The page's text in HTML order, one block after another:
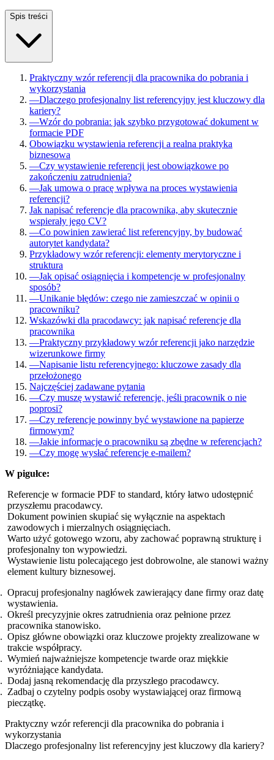
Spis treści
Praktyczny wzór referencji dla pracownika do pobrania i
wykorzystania
—Dlaczego profesjonalny list referencyjny jest kluczowy dla
kariery?
—Wzór do pobrania: jak szybko przygotować dokument w
formacie PDF
Obowiązku wystawienia referencji a realna praktyka
biznesowa
—Czy wystawienie referencji jest obowiązkowe po
zakończeniu zatrudnienia?
—Jak umowa o pracę wpływa na proces wystawienia
referencji?
Jak napisać referencje dla pracownika, aby skutecznie
wspierały jego CV?
—Co powinien zawierać list referencyjny, by budować
autorytet kandydata?
Przykładowy wzór referencji: elementy merytoryczne i
struktura
—Jak opisać osiągnięcia i kompetencje w profesjonalny
sposób?
—Unikanie błędów: czego nie zamieszczać w opinii o
pracowniku?
Wskazówki dla pracodawcy: jak napisać referencje dla
pracownika
—Praktyczny przykładowy wzór referencji jako narzędzie
wizerunkowe firmy
—Napisanie listu referencyjnego: kluczowe zasady dla
przełożonego
Najczęściej zadawane pytania
—Czy muszę wystawić referencje, jeśli pracownik o nie
poprosi?
—Czy referencje powinny być wystawione na papierze
firmowym?
—Jakie informacje o pracowniku są zbędne w referencjach?
—Czy mogę wysłać referencje e-mailem?
W pigułce:
Referencje w formacie PDF to standard, który łatwo udostępnić
przyszłemu pracodawcy.
Dokument powinien skupiać się wyłącznie na aspektach
zawodowych i mierzalnych osiągnięciach.
Warto użyć gotowego wzoru, aby zachować poprawną strukturę i
profesjonalny ton wypowiedzi.
Wystawienie listu polecającego jest dobrowolne, ale stanowi ważny
element kultury biznesowej.
Opracuj profesjonalny nagłówek zawierający dane firmy oraz datę
wystawienia.
Określ precyzyjnie okres zatrudnienia oraz pełnione przez
pracownika stanowisko.
Opisz główne obowiązki oraz kluczowe projekty zrealizowane w
trakcie współpracy.
Wymień najważniejsze kompetencje twarde oraz miękkie
wyróżniające kandydata.
Dodaj jasną rekomendację dla przyszłego pracodawcy.
Zadbaj o czytelny podpis osoby wystawiającej oraz firmową
pieczątkę.
Praktyczny wzór referencji dla pracownika do pobrania i
wykorzystania
Dlaczego profesjonalny list referencyjny jest kluczowy dla kariery?